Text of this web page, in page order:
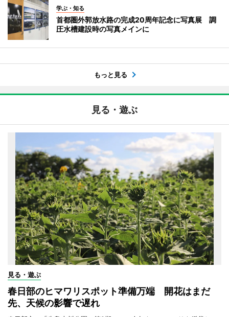
学ぶ・知る
首都圏外郭放水路の完成20周年記念に写真展 調
圧水槽建設時の写真メインに
もっと見る
見る・遊ぶ
見る・遊ぶ
春日部のヒマワリスポット準備万端 開花はまだ
先、天候の影響で遅れ